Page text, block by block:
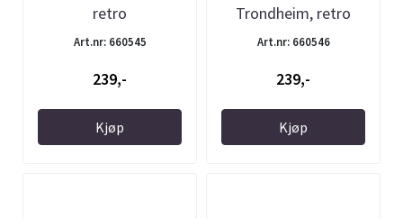
retro
Art.nr: 660545
239,-
Kjøp
Trondheim, retro
Art.nr: 660546
239,-
Kjøp